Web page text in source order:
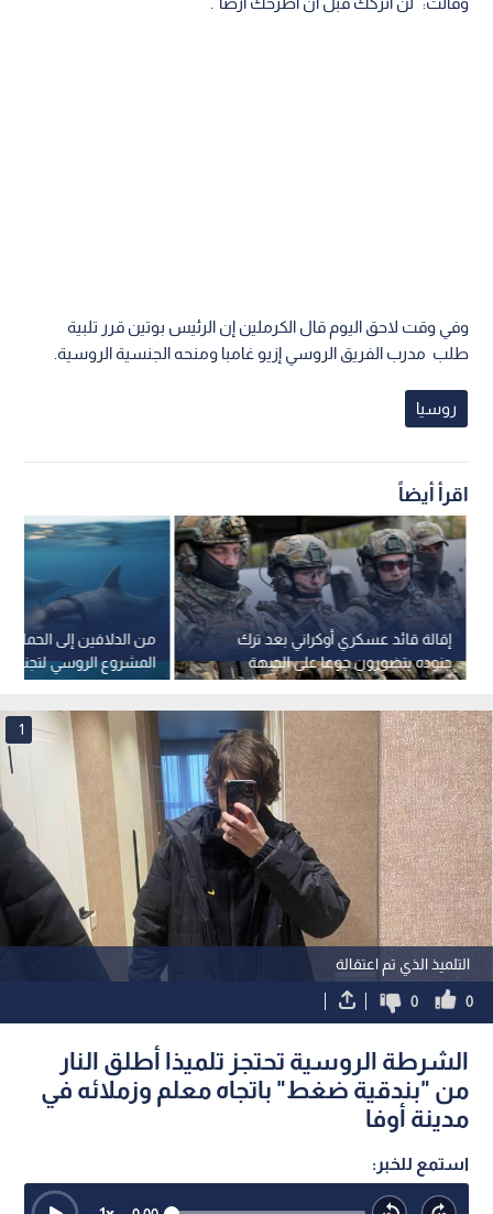
وفي وقت لاحق اليوم قال الكرملين إن الرئيس بوتين قرر تلبية
طلب مدرب الفريق الروسي إزيو غامبا ومنحه الجنسية الروسية.
روسيا
اقرأ أيضاً
من الدلافين إلى الحمام..
المشروع الروسي لتجنيد
تقنيا
إقالة قائد عسكري أوكراني بعد ترك
جنوده يتضورون جوعا على الجبهة
التلميذ الذي تم اعتقالة
1
0
0
الشرطة الروسية تحتجز تلميذا أطلق النار
من "بندقية ضغط" باتجاه معلم وزملائه في
مدينة أوفا
استمع للخبر: